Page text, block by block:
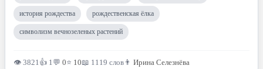
история рождества рождественская ёлка
символизм вечнозеленых растений
👁 3821 👍 1 💬 0⭐ 10📖 1119 слов 👨 Ирина Селезнёва